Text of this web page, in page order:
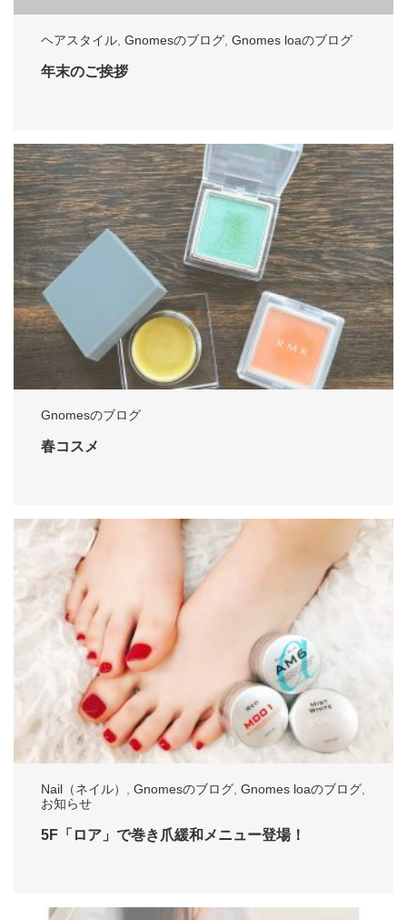
ヘアスタイル Gnomesのブログ Gnomes loaのブログ
年末のご挨拶
Gnomesのブログ
春コスメ
Nail（ネイル） , Gnomesのブログ, Gnomes loaのブログ,
お知らせ
5F「ロア」で巻き爪緩和メニュー登場！